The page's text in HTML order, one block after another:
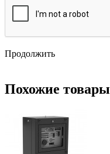
Продолжить
Похожие товары